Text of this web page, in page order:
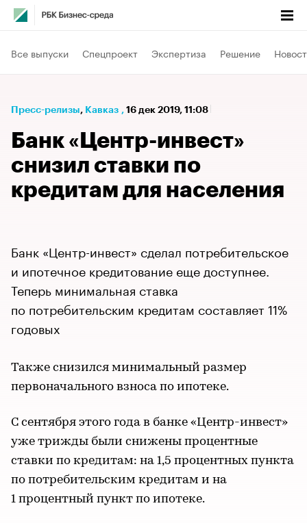
Все выпуски Спецпроект Экспертиза Решение
Пресс-релизы⁠, Кавказ , 16 дек 2019, 11:08
Банк «Центр-инвест»
снизил ставки по
кредитам для населения
Банк «Центр-инвест» сделал потребительское
и ипотечное кредитование еще доступнее.
Теперь минимальная ставка
по потребительским кредитам составляет 11%
годовых
Также снизился минимальный размер
первоначального взноса по ипотеке.
С сентября этого года в банке «Центр-инвест»
уже трижды были снижены процентные
ставки по кредитам: на 1,5 процентных пункта
по потребительским кредитам и на
1 процентный пункт по ипотеке.